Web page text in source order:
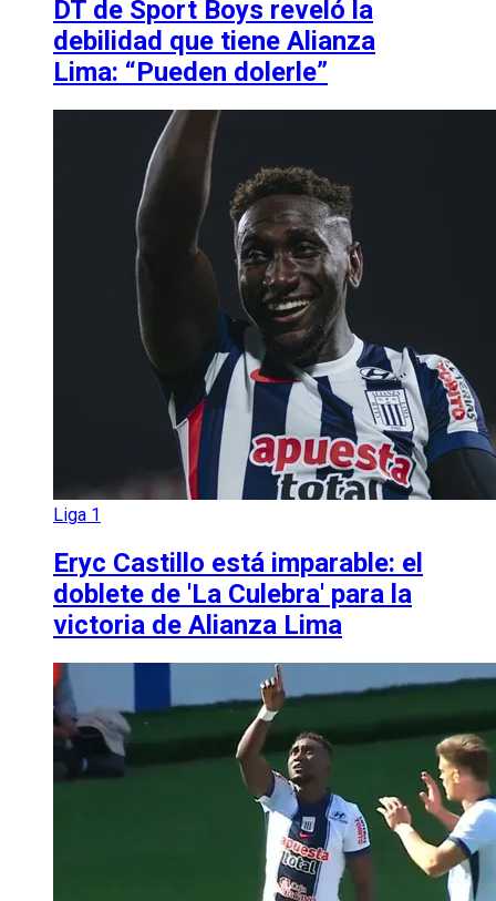
DT de Sport Boys reveló la
debilidad que tiene Alianza
Lima: “Pueden dolerle”
Liga 1
Eryc Castillo está imparable: el
doblete de 'La Culebra' para la
victoria de Alianza Lima